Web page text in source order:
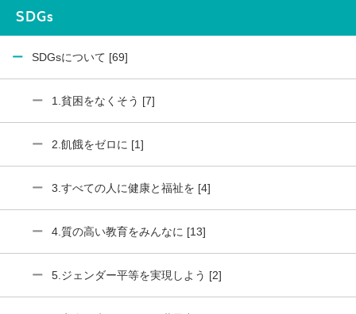
SDGs
SDGsについて [69]
1.貧困をなくそう [7]
2.飢餓をゼロに [1]
3.すべての人に健康と福祉を [4]
4.質の高い教育をみんなに [13]
5.ジェンダー平等を実現しよう [2]